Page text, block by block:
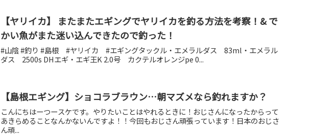
【ヤリイカ】 またまたエギングでヤリイカを釣る方法を考察！& で
かい魚がまた迷い込んできたので釣った！
#山陰 #釣り #島根 #ヤリイカ #エギングタックル・エメラルダス 83ml・エメラル
ダス 2500s DHエギ・エギ王K 2.0号 カクテルオレンジpe 0...
【島根エギング】ショコラブラウン…朝マズメなら釣れますか？
こんにちはーつースケです。やりたいことはやれるときに！おじさんになったからって
あきらめることなんかないんですよ！！今回もおじさん頑張っています！日本のおじさ
ん頑...